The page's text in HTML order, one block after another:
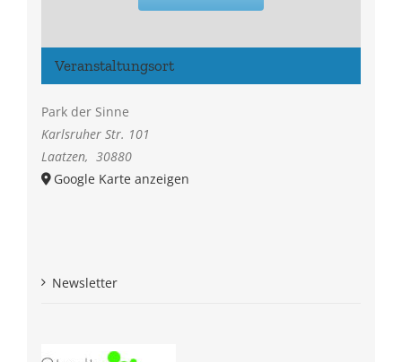
Veranstaltungsort
Park der Sinne
Karlsruher Str. 101
Laatzen, 30880
Google Karte anzeigen
Newsletter